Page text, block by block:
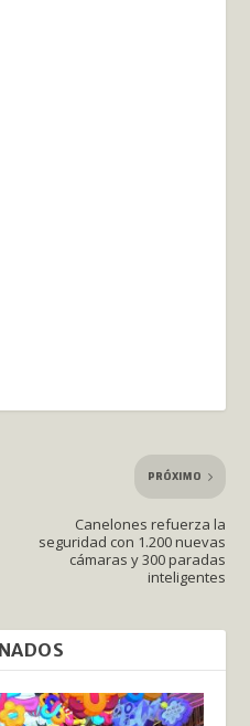
PRÓXIMO
Canelones refuerza la
seguridad con 1.200 nuevas
cámaras y 300 paradas
inteligentes